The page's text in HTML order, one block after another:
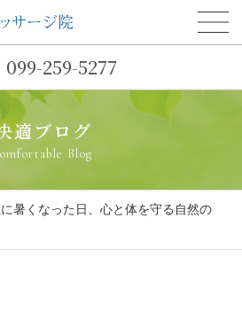
099-259-5277
適ブログ
Blog
暑くなった日、心と体を守る自然の